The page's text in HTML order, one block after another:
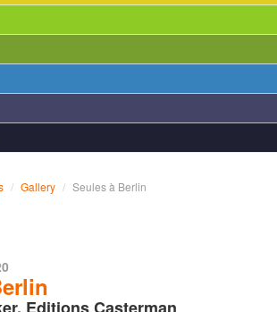
/ Gallery / Seules à Berlin